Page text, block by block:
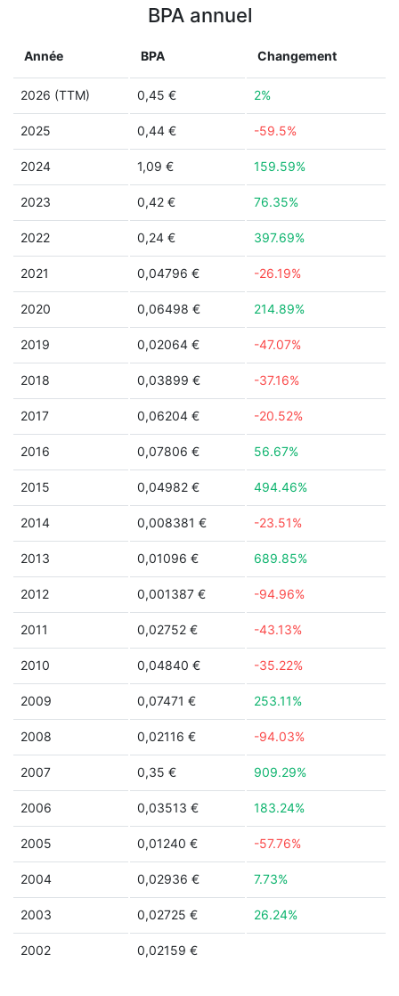
BPA annuel
Année BPA Changement
2026 (TTM) 0,45 € 2%
2025 0,44 € -59.5%
2024 1,09 € 159.59%
2023 0,42 € 76.35%
2022 0,24 € 397.69%
2021 0,04796 € -26.19%
2020 0,06498 € 214.89%
2019 0,02064 € -47.07%
2018 0,03899 € -37.16%
2017 0,06204 € -20.52%
2016 0,07806 € 56.67%
2015 0,04982 € 494.46%
2014 0,008381 € -23.51%
2013 0,01096 € 689.85%
2012 0,001387 € -94.96%
2011 0,02752 € -43.13%
2010 0,04840 € -35.22%
2009 0,07471 € 253.11%
2008 0,02116 € -94.03%
2007 0,35 € 909.29%
2006 0,03513 € 183.24%
2005 0,01240 € -57.76%
2004 0,02936 € 7.73%
2003 0,02725 € 26.24%
2002 0,02159 €